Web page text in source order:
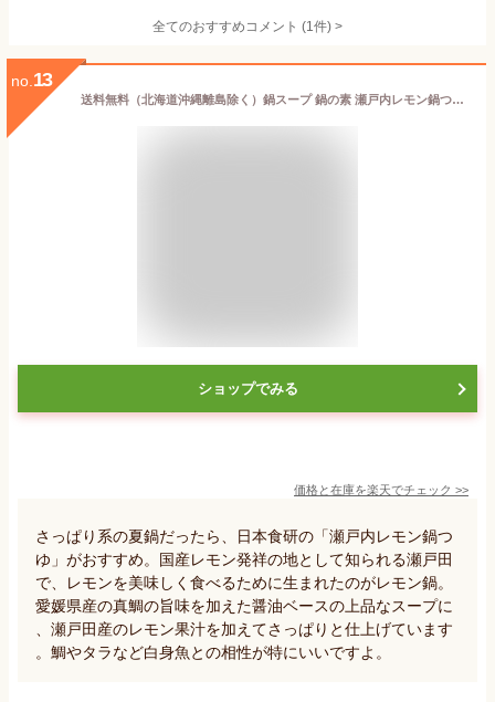
全てのおすすめコメント (1件) >
no. 13
送料無料（北海道沖縄離島除く）鍋スープ 鍋の素 瀬戸内レモン鍋つゆ ストレートタイプ 3〜4人前/750g愛媛県真鯛エキス 鯛醤油味 日本食研/2589x5袋セット/卸
ショップでみる
価格と在庫を楽天でチェック >>
さっぱり系の夏鍋だったら、日本食研の「瀬戸内レモン鍋つ
ゆ」がおすすめ。国産レモン発祥の地として知られる瀬戸田
で、レモンを美味しく食べるために生まれたのがレモン鍋。
愛媛県産の真鯛の旨味を加えた醤油ベースの上品なスープに
、瀬戸田産のレモン果汁を加えてさっぱりと仕上げています
。鯛やタラなど白身魚との相性が特にいいですよ。